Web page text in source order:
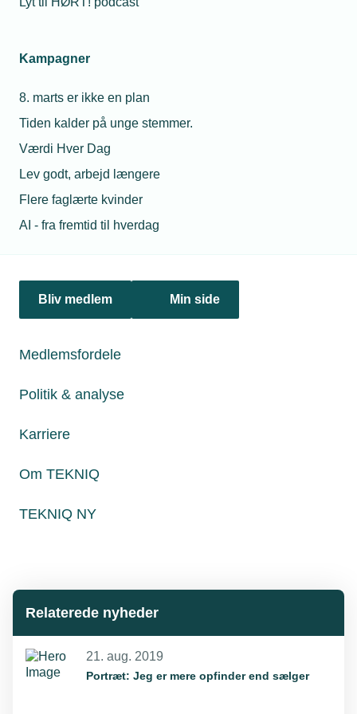
Kampagner
8. marts er ikke en plan
Tiden kalder på unge stemmer.
Værdi Hver Dag
Lev godt, arbejd længere
Flere faglærte kvinder
AI - fra fremtid til hverdag
Bliv medlem Min side
Medlemsfordele
Politik & analyse
Karriere
Om TEKNIQ
TEKNIQ NY
besøger deres produktioner, så er det ofte, at jeg
tænker, at her ville en robot give rigtig god mening
og gode resultater. Der er masser af muligheder i
metalvirksomhederne, siger Jesper Larsen.
Vivo Production
Indehaver: Jesper Larsen
Speciale: CNC-drejning og fræsning
Ansatte: 8
Web: www.vivo-pro.dk
Læs mere om samme emne:
Relaterede nyheder
21. aug. 2019
Portræt: Jeg er mere opfinder end sælger